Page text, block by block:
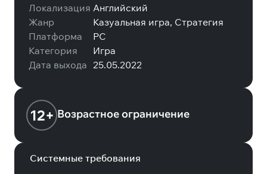
Локализация Английский
Жанр
Казуальная игра, Стратегия
Платформа
PC
Категория
Игра
Дата выхода 25.05.2022
12+ Возрастное ограничение
Системные требования